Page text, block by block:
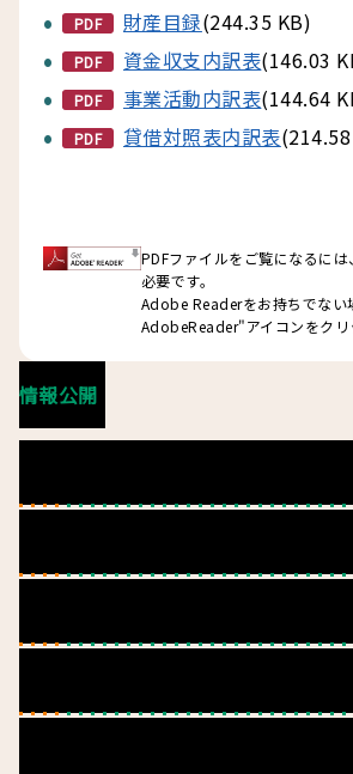
PDF 財産目録(244.35 KB)
PDF 資金収支内訳表(146.03
PDF 事業活動内訳表(144.64
PDF 貸借対照表内訳表
PDFファイルをご覧になるに
必要です。
Adobe Readerをお持ちでない
AdobeReader"アイコンをクリ
情報公開